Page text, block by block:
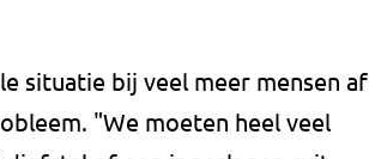
situatie bij veel meer mensen af
"We moeten heel veel